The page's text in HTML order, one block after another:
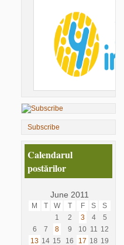
Subscribe
Calendarul
postărilor
June 2011
M T W T F S
S
1
2 3 4
5
6
7 8 9 10 11 12
13 14 15 16 17 18 19